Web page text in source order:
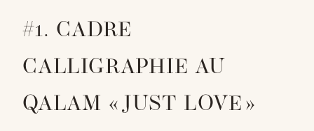
#1. CADRE
CALLIGRAPHIE AU
QALAM « JUST LOVE »